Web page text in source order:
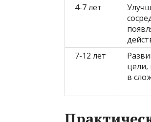
4-7 лет
7-12 лет
цели,
в